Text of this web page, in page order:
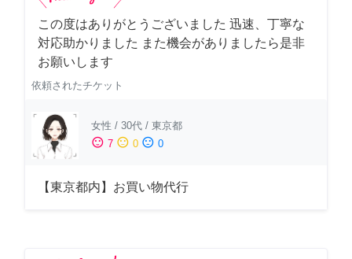
この度はありがとうございました 迅速、丁寧な
対応助かりました また機会がありましたら是非
お願いします
依頼されたチケット
女性 / 30代 / 東京都
sentiment_satisfied 7 sentiment_neutral 0 sentiment_dissatisfied 0
【東京都内】お買い物代行